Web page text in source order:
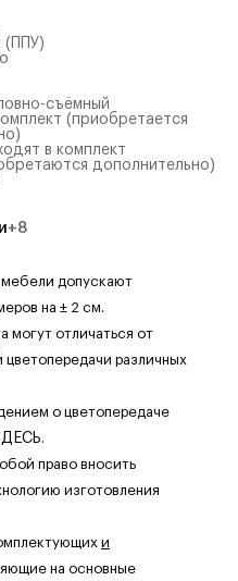
(ППУ)
съёмный
(приобретается
в комплект
дополнительно)
+8
допускают
на ± 2 см.
могут отличаться от
различных
о цветопередаче
.
право вносить
изготовления
и
на основные